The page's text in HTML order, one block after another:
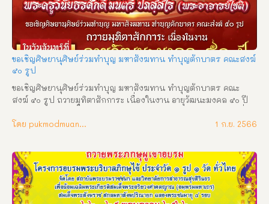
ขอเชิญศิษยานุศิษย์ร่วมทำบุญ มหาสังฆทาน ทำบุญตักบาตร คณะสงฆ์
๕๐ รูป
ขอเชิญศิษยานุศิษย์ร่วมทำบุญ มหาสังฆทาน ทำบุญตักบาตร คณะ
สงฆ์ ๕๐ รูป ถวายมุทิตาสักการะ เนื่องในงาน อายุวัฒนะมงคล ๕๐ ปี
๑๑ กันยายน ๒๕๖๖  ณ วัดศรีสมบูรณ์รัตนาราม  บ้านหนองแคน
โดย pukmodmuangthai 1 ก.ย. 2566